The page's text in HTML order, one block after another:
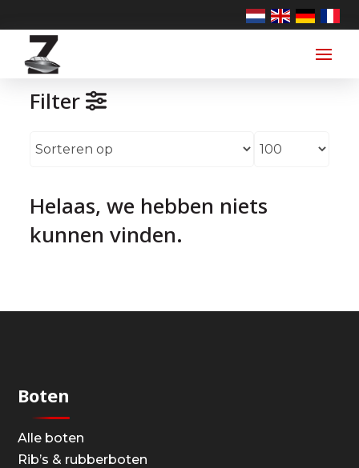
Filter
Helaas, we hebben niets
kunnen vinden.
Boten
Alle boten
Rib’s & rubberboten